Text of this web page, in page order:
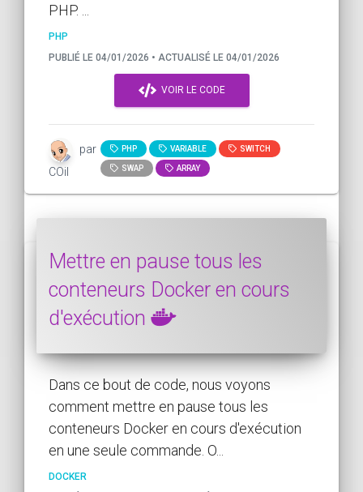
PHP. ...
PHP
PUBLIÉ LE 04/01/2026 • ACTUALISÉ LE 04/01/2026
VOIR LE CODE
par
COil
PHP VARIABLE SWITCH
SWAP ARRAY
Mettre en pause tous les
conteneurs Docker en cours
d'exécution
Dans ce bout de code, nous voyons
comment mettre en pause tous les
conteneurs Docker en cours d'exécution
en une seule commande. O...
DOCKER